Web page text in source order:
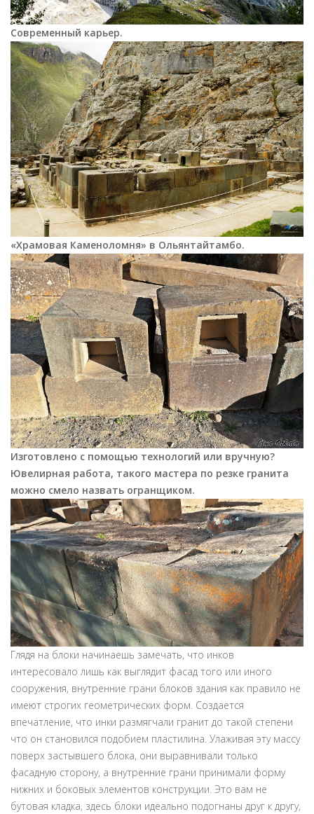
Современный карьер.
«Храмовая Каменоломня» в Ольянтайтамбо.
Изготовлено с помощью технологий или вручную?
Ювелирная работа, такого мастера по резке гранита
можно смело назвать огранщиком.
Глядя на блоки начинаешь замечать, что инков
интересовало лишь как выглядит фасад того или иного
сооружения, внутренние грани блоков здания как правило не
имеют строгих геометрических форм. Создается
впечатление, что инки размягчали гранит до такой степени
что он становился подобием пластилина. Улаживая эту массу
поверх застывшего блока, они выравнивали только
фасадную сторону, а внутренние грани принимали форму
нижних и боковых элементов конструкции. Это вам не
бутовая кладка, здесь блоки идеально подогнаны друг к другу,